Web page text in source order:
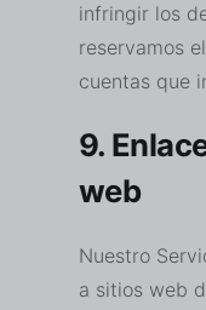
infringir los
reservamos
cuentas que
9.
web
Nuestro
a sitios web